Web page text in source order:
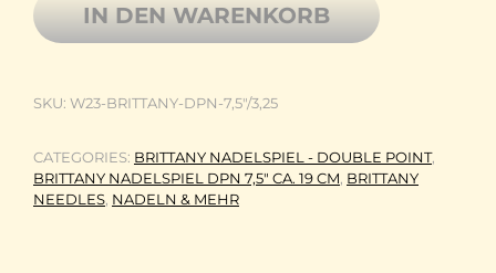
IN DEN WARENKORB
SKU: W23-BRITTANY-DPN-7,5"/3,25
CATEGORIES: BRITTANY NADELSPIEL - DOUBLE POINT,
BRITTANY NADELSPIEL DPN 7,5" CA. 19 CM BRITTANY
NEEDLES NADELN & MEHR